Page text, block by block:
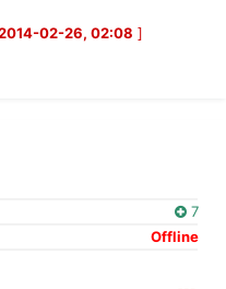
02-26, 02:08 ]
7
Offline